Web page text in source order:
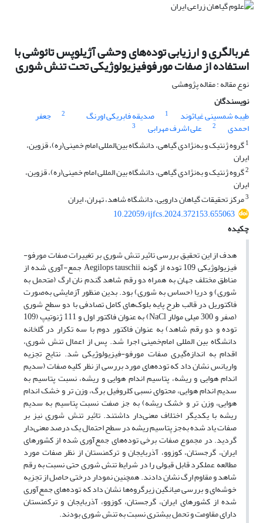
غربالگری و ارزیابی توده‌های وحشی آژیلوپس تائوشی با
استفاده از صفات مورفوفیزیولوژیکی تحت تنش شوری
نوع مقاله : مقاله پژوهشی
نویسندگان
طیبه شمسینی غیاثوند
1 صدیقه فابریکی اورنگ 2 جعفر
احمدی 2 علی اشرف مهرابی
3
1گروه ژنتیک و به‌نژادی گیاهی، دانشگاه بین‌المللی امام خمینی(ره)، قزوین،
ایران
2گروه ژنتیک و به‌نژادی گیاهی، دانشگاه بین المللی امام خمینی(ره)، قزوین،
ایران
3مرکز تحقیقات گیاهان دارویی، دانشگاه شاهد، تهران، ایران
10.22059/ijfcs.2024.372153.655063
چکیده
هدف از این تحقیق بررسی تاثیر تنش شوری بر تغییرات صفات مورفو-
فیزیولوژیکی 109 توده از گونه Aegilops tauschii جمع-آوری شده از
مناطق مختلف جهان به همراه دو رقم شاهد گندم نان ارگ (متحمل به
شوری) و دریا (حساس به شوری) بود. بدین منظور آزمایشی به‌صورت
فاکتوریل در قالب طرح پایه بلوک‌های کامل تصادفی با دو سطح شوری
(صفر و 300 میلی مولار NaCl) به عنوان فاکتور اول و 111 ژنوتیپ (109
توده و دو رقم شاهد) به عنوان فاکتور دوم با سه تکرار در گلخانه
دانشگاه بین المللی امام‌خمینی اجرا شد. پس از اعمال تنش شوری،
اقدام به اندازه‌گیری صفات مورفو-فیزیولوژیکی شد. نتایج تجزیه
واریانس نشان داد که توده‌های مورد بررسی از نظر کلیه صفات (سدیم
اندام هوایی و ریشه، پتاسیم اندام هوایی و ریشه، نسبت پتاسیم به
سدیم اندام هوایی، محتوای نسبی کلروفیل برگ، وزن تر و خشک اندام
هوایی، وزن تر و خشک ریشه) به جز صفت نسبت پتاسیم به سدیم
ریشه با یکدیگر اختلاف معنی‌دار داشتند. تاثیر تنش شوری نیز بر
صفات یاد شده به‌جز پتاسیم ریشه در سطح احتمال یک درصد معنی‌دار
گردید. در مجموع صفات برخی توده‌های جمع‌آوری شده از کشورهای
ایران، گرجستان، کوزوو، آذربایجان و ترکمنستان از نظر صفات مورد
مطالعه عملکرد قابل قبولی را در شرایط تنش شوری حتی نسبت به رقم
شاهد و مقاوم ارگ نشان دادند. همچنین نمودار درختی حاصل از تجزیه
خوشه‌ای و بررسی میانگین زیرگروه‌ها نشان داد که توده‌های جمع‌آوری
شده از کشورهای ایران، گرجستان، کوزوو، آذربایجان و ترکمنستان
دارای مقاومت و تحمل بیشتری نسبت به تنش شوری بودند.